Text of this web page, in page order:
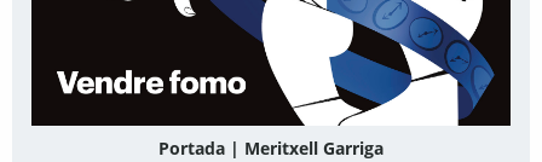
Portada | Meritxell Garriga